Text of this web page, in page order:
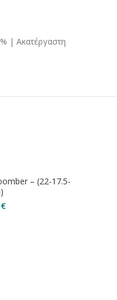
| Ακατέργαστη
– (22-17.5-
€